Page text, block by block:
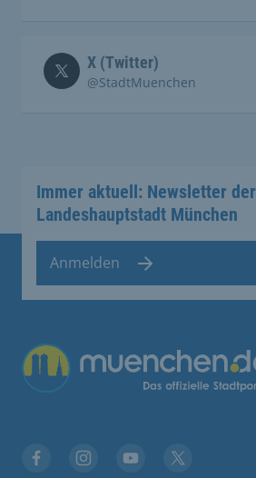
X (Twitter)
@StadtMuenchen
Immer aktuell: Newsletter der
Landeshauptstadt München
Anmelden
Übergreifende Links